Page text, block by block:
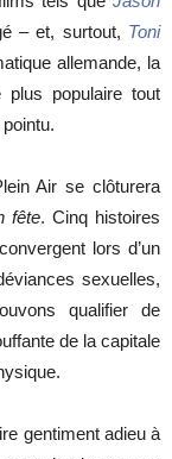
– et, surtout, Toni
allemande, la
plus populaire tout
Air se clôturera
fête. Cinq histoires
lors d’un
sexuelles,
qualifier de
de la capitale
gentiment adieu à